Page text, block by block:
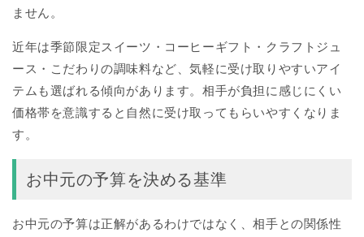
ません。
近年は季節限定スイーツ・コーヒーギフト・クラフトジュ
ース・こだわりの調味料など、気軽に受け取りやすいアイ
テムも選ばれる傾向があります。相手が負担に感じにくい
価格帯を意識すると自然に受け取ってもらいやすくなりま
す。
お中元の予算を決める基準
お中元の予算は正解があるわけではなく、相手との関係性